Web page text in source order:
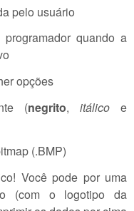
pelo usuário
quando a
opções
(negrito,itálico e
(.BMP)
Você pode por uma
(com o logotipo da